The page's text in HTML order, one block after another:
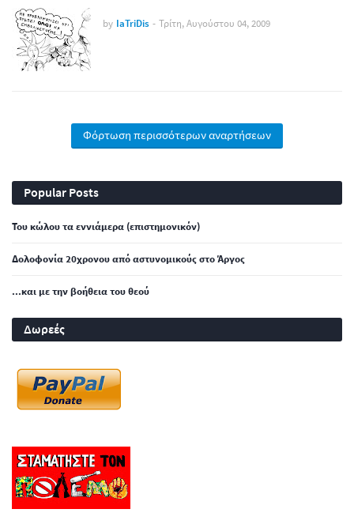
by IaTriDis - Τρίτη, Αυγούστου 04, 2009
Φόρτωση περισσότερων αναρτήσεων
Popular Posts
Του κώλου τα εννιάμερα (επιστημονικόν)
Δολοφονία 20χρονου από αστυνομικούς στο Άργος
...και με την βοήθεια του θεού
Δωρεές